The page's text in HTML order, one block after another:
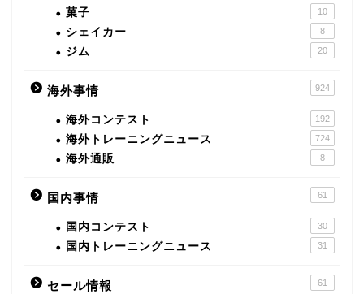
菓子 10
シェイカー 8
ジム 20
海外事情 924
海外コンテスト 192
海外トレーニングニュース 724
海外通販 8
国内事情 61
国内コンテスト 30
国内トレーニングニュース 31
セール情報 61